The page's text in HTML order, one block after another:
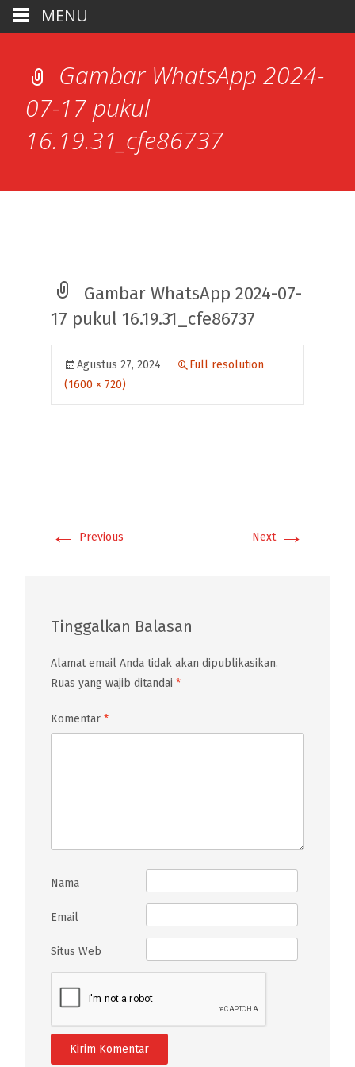
Gambar WhatsApp 2024-
07-17 pukul
16.19.31_cfe86737
Gambar WhatsApp 2024-07-
17 pukul 16.19.31_cfe86737
Agustus 27, 2024
Full resolution
(1600 × 720)
← Previous Next →
Tinggalkan Balasan
Alamat email Anda tidak akan dipublikasikan.
Ruas yang wajib ditandai *
Komentar *
Nama
Email
Situs Web
MENU